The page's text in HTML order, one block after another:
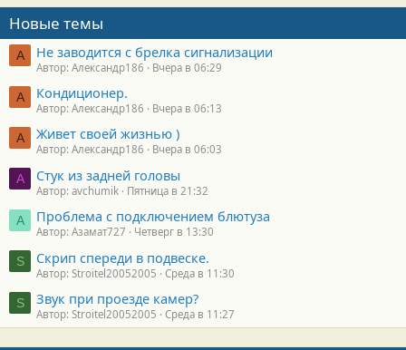
Новые темы
А Не заводится с брелка сигнализации
Автор: Александр186 Вчера в 06:29
А Кондиционер.
Автор: Александр186 Вчера в 06:13
А Живет своей жизнью )
Автор: Александр186 Вчера в 06:03
A Стук из задней головы
Автор: avchumik Пятница в 21:32
А Проблема с подключением блютуза
Автор: Азамат727 Четверг в 13:30
S Скрип спереди в подвеске.
Автор: Stroitel20052005 Среда в 11:30
S Звук при проезде камер?
Автор: Stroitel20052005 Среда в 11:27